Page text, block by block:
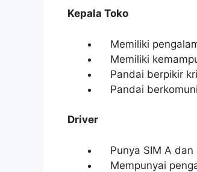
Kepala Toko
Memiliki
Memiliki
Pandai berpikir
Pandai
Driver
Punya SIM A dan
Mempunyai